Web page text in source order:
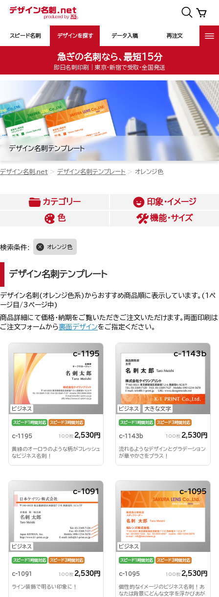
スピード名刺 デザインを探す データ入稿 再注文
急ぎの名刺なら、最短15分
即日名刺印刷｜東京・新宿で受取・全国発送
デザイン名刺テンプレート
デザイン名刺.net デザイン名刺テンプレート オレンジ色
カテゴリー
印象・イメージ
色
機能・サイズ
検索条件: オレンジ色
デザイン名刺テンプレート
デザイン名刺(オレンジ色系)からおすすめ商品順に表示しています。(1ペ
ージ目/3ページ中)
商品詳細にて価格・納期をご覧いただきご注文いただけます。両面印刷は
ご注文フォームから裏面デザインをご指定ください。
ビジネス
c-1195
スピード1時間対応 スピード3時間対応
c-1195 100枚 2,530円
黄緑のオーロラのような柄がフレッシュ
なビジネス名刺！
ビジネス 大きな文字
c-1143b
スピード1時間対応 スピード3時間対応
c-1143b 100枚 2,530円
流れるようなデザインとグラデーション
が華やかさをプラス！
ビジネス
c-1091
スピード1時間対応 スピード3時間対応
c-1091 100枚 2,530円
ライン装飾で明るい印象に！
ビジネス
c-1095
スピード1時間対応 スピード3時間対応
c-1095 100枚 2,530円
個性的なイメージのビジネス名刺！あ
なたは背景にどんな文字を浮かびあが